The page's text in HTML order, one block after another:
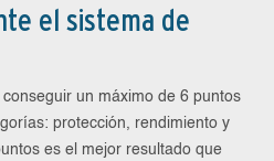
el sistema de
conseguir un máximo de 6 puntos
protección, rendimiento y
es el mejor resultado que